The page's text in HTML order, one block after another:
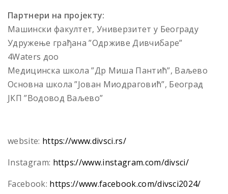
Партнери на пројекту:
Машински факултет, Универзитет у Београду
Удружење грађана ”Одрживе Дивчибаре”
4Waters доо
Медицинска школа ”Др Миша Пантић”, Ваљево
Основна школа ”Јован Миодраговић”, Београд
ЈКП ”Водовод Ваљево”
website: https://www.divsci.rs/
Instagram: https://www.instagram.com/divsci/
Facebook: https://www.facebook.com/divsci2024/